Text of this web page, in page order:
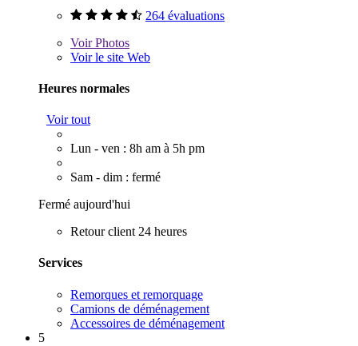
264 évaluations
VoirPhotos
Voir le site Web
Heures normales
Voir tout
Lun - ven : 8h am à 5h pm
Sam - dim : fermé
Fermé aujourd'hui
Retour client 24 heures
Services
Remorques et remorquage
Camions de déménagement
Accessoires de déménagement
5